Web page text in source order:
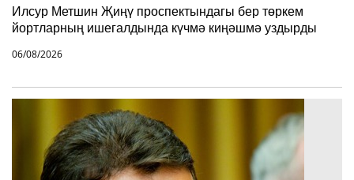
Илсур Метшин Җиңү проспектындагы бер төркем
йортларның ишегалдында күчмә киңәшмә уздырды
06/08/2026